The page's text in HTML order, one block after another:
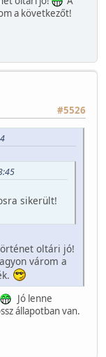
a következőt!
#5526
sikerült!
oltári jó!
várom a
Jó lenne
állapotban van.